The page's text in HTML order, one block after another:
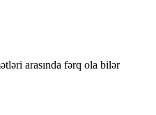
arasında fərq ola bilər